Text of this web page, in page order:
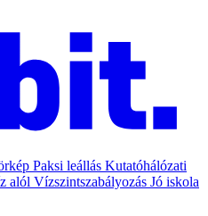
Paksi leállás Kutatóhálózati
alól Vízszintszabályozás Jó iskola